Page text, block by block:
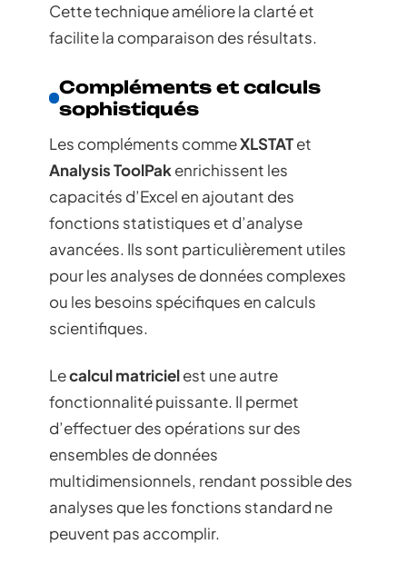
Cette technique améliore la clarté et
facilite la comparaison des résultats.
Compléments et calculs
sophistiqués
Les compléments commeXLSTATet
Analysis ToolPak enrichissent les
capacités d’Excel en ajoutant des
fonctions statistiques et d’analyse
avancées. Ils sont particulièrement utiles
pour les analyses de données complexes
ou les besoins spécifiques en calculs
scientifiques.
Lecalcul matricielest une autre
fonctionnalité puissante. Il permet
d’effectuer des opérations sur des
ensembles de données
multidimensionnels, rendant possible des
analyses que les fonctions standard ne
peuvent pas accomplir.